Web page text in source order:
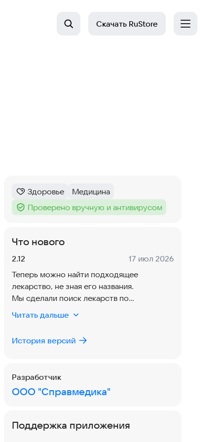
Скачать RuStore
Категория:
Здоровье
Тег:
Медицина
Тег :
Проверено вручную и антивирусом
Что нового
Версия:
2.12 Дата:
17 июл 2026
Теперь можно найти подходящее
лекарство, не зная его названия.
Мы сделали поиск лекарств по
заболеванию и по симптому. Перечень
симптомов и заболеваний регулярно
лекарство, полистав каталог. А также
Обновляемся! :)
Читать дальше
История версий
Разработчик
ООО "Справмедика"
Поддержка приложения